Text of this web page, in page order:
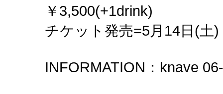
￥3,500(+1drink)
チケット発売=5月14日(土)
INFORMATION：knave